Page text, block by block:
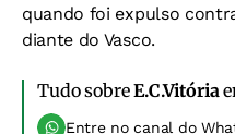
quando foi expulso
diante do Vasco.
Tudo sobreE.C.Vitória
Entre no canal do